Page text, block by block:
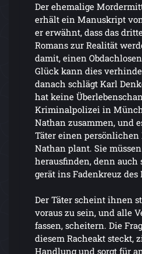
Der ehemalige
erhält ein Manuskript
er erwähnt, dass das
Romans zur Realität
damit, einen
Glück kann dies
danach schlägt Karl
hat keine
Kriminalpolizei in
Nathan zusammen, und
Täter einen persönlichen
Nathan plant. Sie
herausfinden, denn auch
gerät ins Fadenkreuz des
Der Täter scheint ihnen
voraus zu sein, und alle
fassen, scheitern. Die
diesem Racheakt steckt,
Handlung und sorgt für